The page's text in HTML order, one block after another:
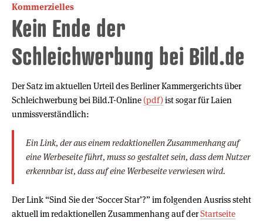
Kommerzielles
Kein Ende der
Schleichwerbung bei Bild.de
Der Satz im aktuellen Urteil des Berliner Kammergerichts über
Schleichwerbung bei Bild.T-Online (pdf) ist sogar für Laien
unmissverständlich:
Ein Link, der aus einem redaktionellen Zusammenhang auf
eine Werbeseite führt, muss so gestaltet sein, dass dem Nutzer
erkennbar ist, dass auf eine Werbeseite verwiesen wird.
Der Link “Sind Sie der ‘Soccer Star’?” im folgenden Ausriss steht
aktuell im redaktionellen Zusammenhang auf derStartseite